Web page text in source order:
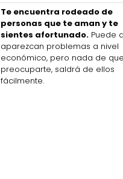
Te encuentra rodeado de
personas que te aman y te
sientes afortunado. Puede
aparezcan problemas a nivel
económico, pero nada de
preocuparte, saldrá de ellos
fácilmente.